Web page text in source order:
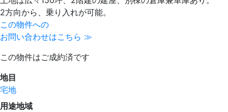
2方向から、乗り入れが可能。
この物件への
お問い合わせはこちら ≫
この物件はご成約済です
地目
宅地
用途地域